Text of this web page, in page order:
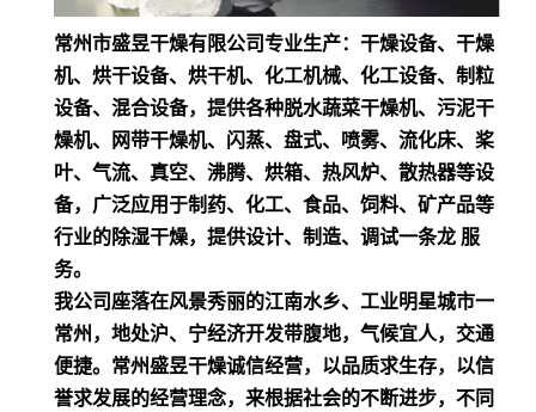
常州市盛昱干燥有限公司专业生产：干燥设备、干燥
机、烘干设备、烘干机、化工机械、化工设备、制粒
设备、混合设备，提供各种脱水蔬菜干燥机、污泥干
燥机、网带干燥机、闪蒸、盘式、喷雾、流化床、桨
叶、气流、真空、沸腾、烘箱、热风炉、散热器等设
备，广泛应用于制药、化工、食品、饲料、矿产品等
行业的除湿干燥，提供设计、制造、调试一条龙 服
务。
我公司座落在风景秀丽的江南水乡、工业明星城市一
常州，地处沪、宁经济开发带腹地，气候宜人，交通
便捷。常州盛昱干燥诚信经营，以品质求生存，以信
誉求发展的经营理念，来根据社会的不断进步，不同